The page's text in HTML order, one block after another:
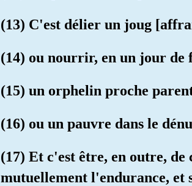
(13) C'est délier un joug
(14) ou nourrir, en un jour de
(15) un orphelin proche
(16) ou un pauvre dans le
(17) Et c'est être, en outre,
mutuellement l'endurance, et